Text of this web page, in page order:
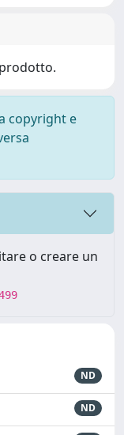
copyright e
o creare un
ND
ND